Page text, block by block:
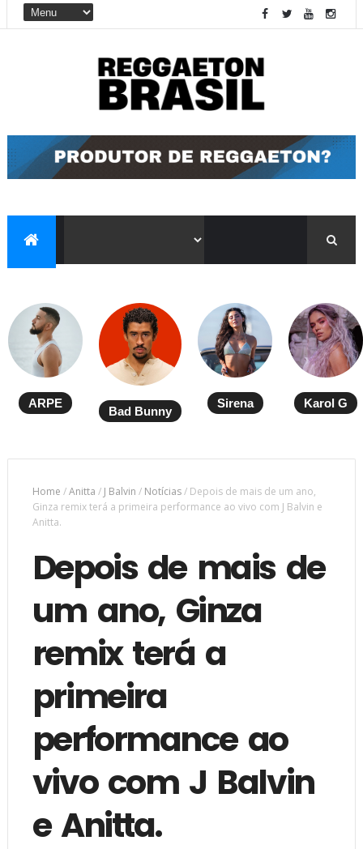
ARPE
Bad Bunny
Sirena Karol G
Home /Anitta / J Balvin / Notícias/ Depois de mais de um ano,
Ginza remix terá a primeira performance ao vivo com J Balvin e
Anitta.
Depois de mais de
um ano, Ginza
remix terá a
primeira
performance ao
vivo com J Balvin
e Anitta.